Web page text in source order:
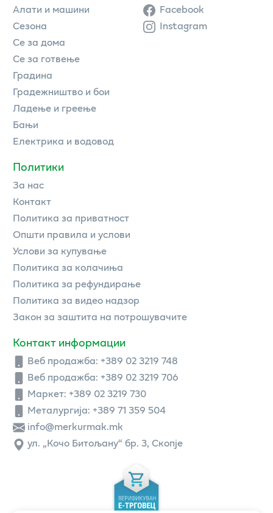
Алати и машини
Сезона
Се за дома
Се за готвење
Градина
Градежништво и бои
Ладење и греење
Бањи
Електрика и водовод
Политики
За нас
Контакт
Политика за приватност
Општи правила и услови
Услови за купување
Политика за колачиња
Политика за рефундирање
Политика за видео надзор
Закон за заштита на потрошувачите
Контакт информации
Веб продажба: +389 02 3219 748
Веб продажба: +389 02 3219 706
Маркет: +389 02 3219 730
Металургија: +389 71 359 504
info@merkurmak.mk
ул. „Кочо Битољану“ бр. 3, Скопје
Facebook
Instagram